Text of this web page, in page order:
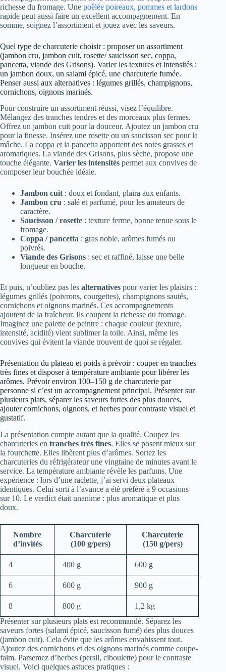
richesse du fromage. Une poêlée poireaux, pommes et lardons
rapide peut aussi faire un excellent accompagnement. En
somme, soignez l’assortiment et jouez avec les saveurs.
Quel type de charcuterie choisir : proposer un assortiment
(jambon cru, jambon cuit, rosette/ saucisson sec, coppa,
pancetta, viande des Grisons). Varier les textures et intensités :
un jambon doux, un salami épicé, une charcuterie fumée.
Penser aussi aux alternatives : légumes grillés, champignons,
cornichons, oignons marinés.
Pour construire un assortiment réussi, visez l’équilibre.
Mélangez des tranches tendres et des morceaux plus fermes.
Offrez un jambon cuit pour la douceur. Ajoutez un jambon cru
pour la finesse. Insérez une rosette ou un saucisson sec pour la
mâche. La coppa et la pancetta apportent des notes grasses et
aromatiques. La viande des Grisons, plus sèche, propose une
touche élégante. Varier les intensités permet aux convives de
composer leur bouchée idéale.
Jambon cuit: doux et fondant, plaira aux enfants.
Jambon cru : salé et parfumé, pour les amateurs de
caractère.
Saucisson / rosette : texture ferme, bonne tenue sous le
fromage.
Coppa / pancetta : gras noble, arômes fumés ou
poivrés.
Viande des Grisons : sec et raffiné, laisse une belle
longueur en bouche.
Et puis, n’oubliez pas les alternatives pour varier les plaisirs :
légumes grillés (poivrons, courgettes), champignons sautés,
cornichons et oignons marinés. Ces accompagnements
ajoutent de la fraîcheur. Ils coupent la richesse du fromage.
Imaginez une palette de peintre : chaque couleur (texture,
intensité, acidité) vient sublimer la toile. Ainsi, même les
convives qui évitent la viande trouvent de quoi se régaler.
Présentation du plateau et poids à prévoir : couper en tranches
très fines et disposer à température ambiante pour libérer les
arômes. Prévoir environ 100–150 g de charcuterie par
personne si c’est un accompagnement principal. Présenter sur
plusieurs plats, séparer les saveurs fortes des plus douces,
ajouter cornichons, oignons, et herbes pour contraste visuel et
gustatif.
La présentation compte autant que la qualité. Coupez les
charcuteries en tranches très fines. Elles se posent mieux sur
la fourchette. Elles libèrent plus d’arômes. Sortez les
charcuteries du réfrigérateur une vingtaine de minutes avant le
service. La température ambiante révèle les parfums. Une
expérience : lors d’une raclette, j’ai servi deux plateaux
identiques. Celui sorti à l’avance a été préféré à 9 occasions
sur 10. Le verdict était unanime : plus aromatique et plus
doux.
Nombre
d’invités
Charcuterie
(100 g/pers)
Charcuterie
(150 g/pers)
4 400 g 600 g
6 600 g 900 g
8 800 g
1,2 kg
Présenter sur plusieurs plats est recommandé. Séparez les
saveurs fortes (salami épicé, saucisson fumé) des plus douces
(jambon cuit). Cela évite que les arômes envahissent tout.
Ajoutez des cornichons et des oignons marinés comme coupe-
faim. Parsemez d’herbes (persil, ciboulette) pour le contraste
visuel. Voici quelques astuces pratiques :